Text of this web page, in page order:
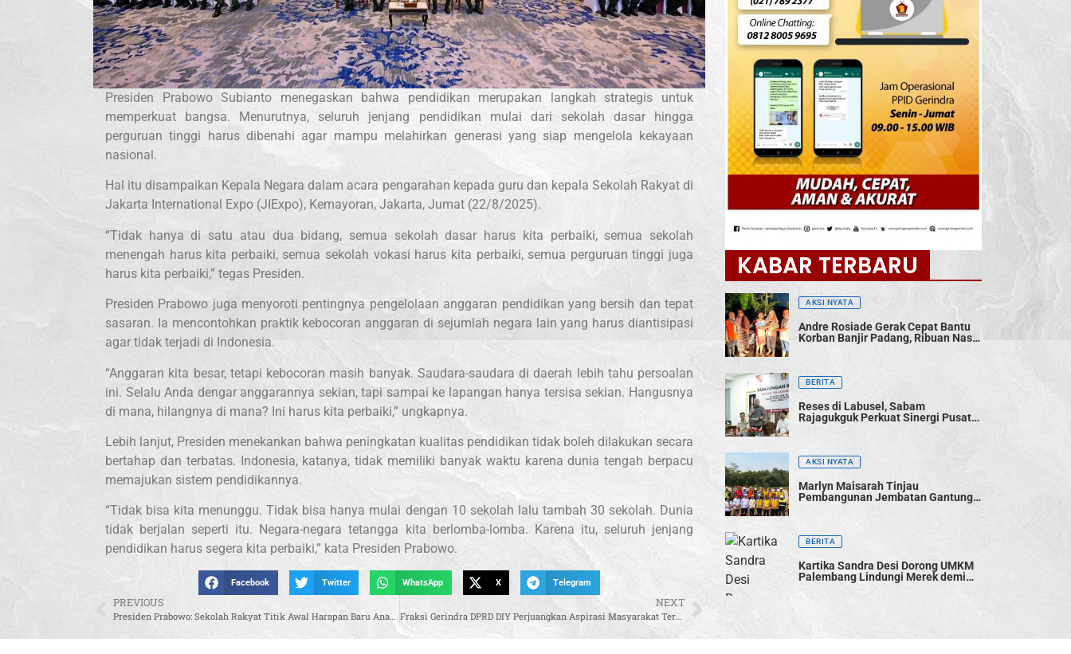
Presiden Prabowo Subianto menegaskan bahwa pendidikan merupakan langkah strategis untuk
memperkuat bangsa. Menurutnya, seluruh jenjang pendidikan mulai dari sekolah dasar hingga
perguruan tinggi harus dibenahi agar mampu melahirkan generasi yang siap mengelola kekayaan
nasional.
Hal itu disampaikan Kepala Negara dalam acara pengarahan kepada guru dan kepala Sekolah Rakyat di
Jakarta International Expo (JIExpo), Kemayoran, Jakarta, Jumat (22/8/2025).
“Tidak hanya di satu atau dua bidang, semua sekolah dasar harus kita perbaiki, semua sekolah
menengah harus kita perbaiki, semua sekolah vokasi harus kita perbaiki, semua perguruan tinggi juga
harus kita perbaiki,” tegas Presiden.
Presiden Prabowo juga menyoroti pentingnya pengelolaan anggaran pendidikan yang bersih dan tepat
sasaran. Ia mencontohkan praktik kebocoran anggaran di sejumlah negara lain yang harus diantisipasi
agar tidak terjadi di Indonesia.
“Anggaran kita besar, tetapi kebocoran masih banyak. Saudara-saudara di daerah lebih tahu persoalan
ini. Selalu Anda dengar anggarannya sekian, tapi sampai ke lapangan hanya tersisa sekian. Hangusnya
di mana, hilangnya di mana? Ini harus kita perbaiki,” ungkapnya.
Lebih lanjut, Presiden menekankan bahwa peningkatan kualitas pendidikan tidak boleh dilakukan secara
bertahap dan terbatas. Indonesia, katanya, tidak memiliki banyak waktu karena dunia tengah berpacu
memajukan sistem pendidikannya.
“Tidak bisa kita menunggu. Tidak bisa hanya mulai dengan 10 sekolah lalu tambah 30 sekolah. Dunia
tidak berjalan seperti itu. Negara-negara tetangga kita berlomba-lomba. Karena itu, seluruh jenjang
pendidikan harus segera kita perbaiki,” kata Presiden Prabowo.
Facebook Twitter WhatsApp X Telegram
PREVIOUS
Presiden Prabowo: Sekolah Rakyat Titik Awal Harapan Baru Anak Bangsa
NEXT
Fraksi Gerindra DPRD DIY Perjuangkan Aspirasi Masyarakat Terkait Danais
KABAR TERBARU
AKSI NYATA
Andre Rosiade Gerak Cepat Bantu
Korban Banjir Padang, Ribuan Nasi
BERITA
Reses di Labusel, Sabam
Rajagukguk Perkuat Sinergi Pusat-
AKSI NYATA
Marlyn Maisarah Tinjau
Pembangunan Jembatan Gantung
BERITA
Kartika Sandra Desi Dorong UMKM
Palembang Lindungi Merek demi